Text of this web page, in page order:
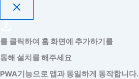
를 클릭하여 홈 화면에 추가하기를
통해 설치를 해주세요
PWA기능으로 앱과 동일하게 동작합니다.